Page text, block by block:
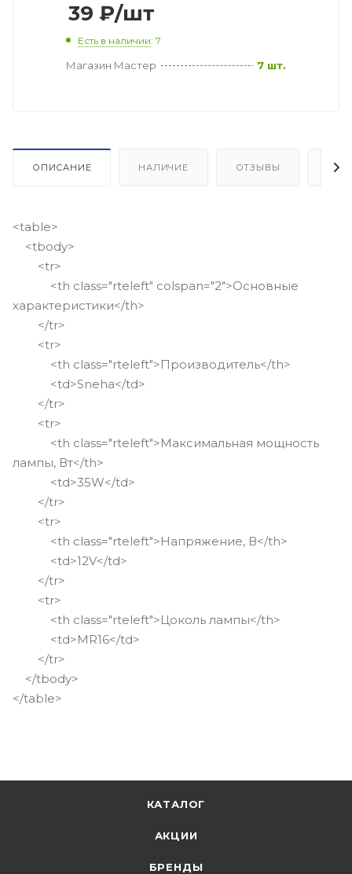
39 ₽/шт
Есть в наличии: 7
Магазин Мастер 7 шт.
ОПИСАНИЕ НАЛИЧИЕ ОТЗЫВЫ
<table>
<tbody>
<tr>
<th class="rteleft" colspan="2">Основные
характеристики</th>
</tr>
<tr>
<th class="rteleft">Производитель</th>
<td>Sneha</td>
</tr>
<tr>
<th class="rteleft">Максимальная мощность
лампы, Вт</th>
<td>35W</td>
</tr>
<tr>
<th class="rteleft">Напряжение, В</th>
<td>12V</td>
</tr>
<tr>
<th class="rteleft">Цоколь лампы</th>
<td>MR16</td>
</tr>
</tbody>
</table>
КАТАЛОГ
АКЦИИ
БРЕНДЫ